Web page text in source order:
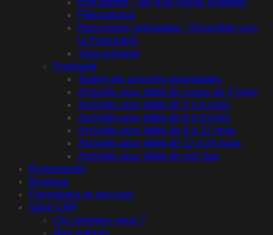
Félicitations!
Rencontres prénatales : Ensemble vers
la Parentalité
Yoga prénatal
Postnatal
Toutes les activités postnatales
Activités pour bébé de moins de 3 mois
Activités pour bébé de 3 à 6 mois
Activités pour bébé de 6 à 9 mois
Activités pour bébé de 9 à 12 mois
Activités pour bébé de 12 à 24 mois
Activités pour bébé de tout âge
Événements
Boutique
Formations et services
Votre CRP
Qui sommes-nous ?